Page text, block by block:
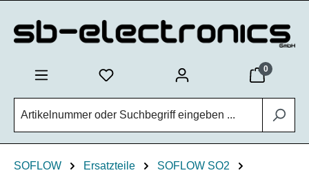
0
SOFLOW Ersatzteile
SOFLOW SO2